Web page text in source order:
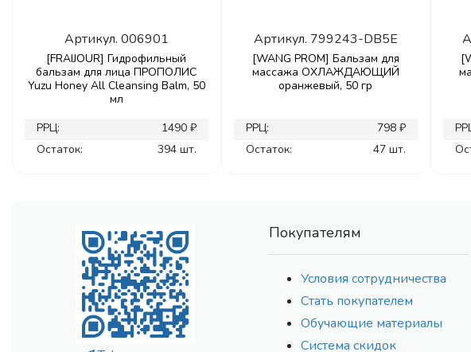
Артикул. 006901
[FRAIJOUR] Гидрофильный
бальзам для лица ПРОПОЛИС
Yuzu Honey All Cleansing Balm, 50
мл
РРЦ:
1490 ₽
Остаток:
394 шт.
Артикул. 799243-DB5E
[WANG PROM] Бальзам для
массажа ОХЛАЖДАЮЩИЙ
оранжевый, 50 гр
РРЦ:
798 ₽
Остаток:
47 шт.
Покупателям
Условия сотрудничества
Стать покупателем
Обучающие материалы
Система скидок